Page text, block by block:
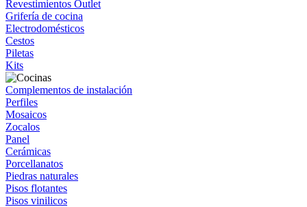
Revestimientos Outlet
Grifería de cocina
Electrodomésticos
Cestos
Piletas
Kits
Complementos de instalación
Perfiles
Mosaicos
Zocalos
Panel
Cerámicas
Porcellanatos
Piedras naturales
Pisos flotantes
Pisos vinilicos